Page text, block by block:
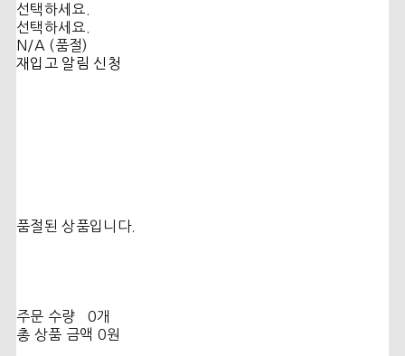
선택하세요.
선택하세요.
N/A (품절)
재입고 알림 신청
품절된 상품입니다.
주문 수량
0개
총 상품 금액 0원